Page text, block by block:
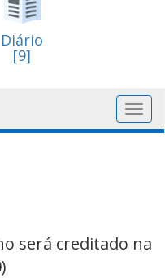
Diário
[9]
será creditado na